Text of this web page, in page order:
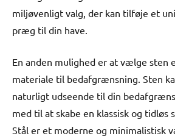
miljøvenligt valg, der kan tilføje et
præg til din have.
En anden mulighed er at vælge sten
materiale til bedafgrænsning. Sten
naturligt udseende til din
med til at skabe en klassisk og tidløs
Stål er et moderne og minimalistisk